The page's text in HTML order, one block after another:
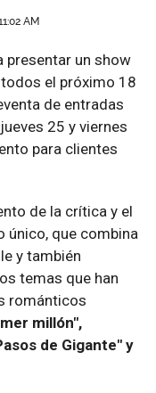
AM
presentar un show
el próximo 18
de entradas
25 y viernes
para clientes
de la crítica y el
único, que combina
y también
temas que han
románticos
millón",
de Gigante" y